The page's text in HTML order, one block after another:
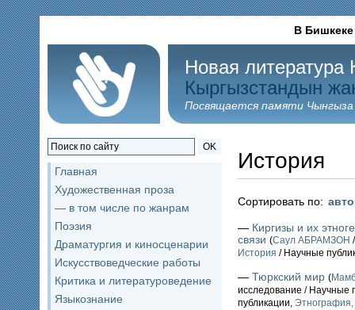
В Бишкеке
Новая литература
Кыргызстандын
Посвящается памяти
OK
Главная
Художественная проза
— в том числе по жанрам
Поэзия
Драматургия и киносценарии
Искусствоведческие работы
Критика и литературоведение
Языкознание
История
Сортировать по:
— Киргизы и их
связи (Саул АБРАМЗОН
История / Научные
— Тюркский мир (
исследование / Научные
публикации, Этнография,